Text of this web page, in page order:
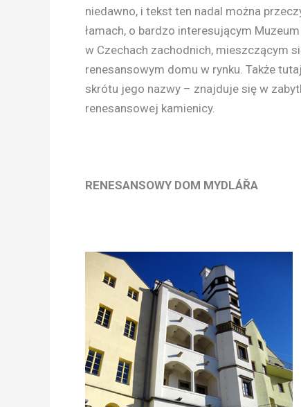
niedawno, i tekst ten nadal można
łamach, o bardzo interesującym Muzeum
w Czechach zachodnich, mieszczącym
renesansowym domu w rynku. Także
skrótu jego nazwy – znajduje się w
renesansowej kamienicy.
RENESANSOWY DOM MYDLÁŘA